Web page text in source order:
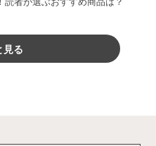
見る